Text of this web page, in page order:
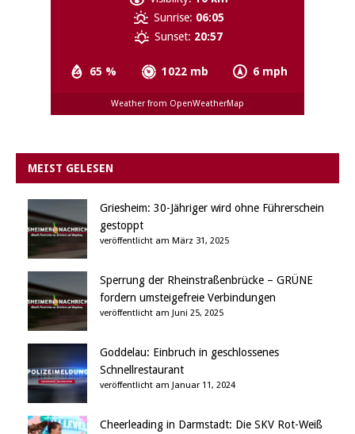
65 % 1022 mb 6 mph
Sunrise: 06:05
Sunset: 20:57
Weather from OpenWeatherMap
MEIST GELESEN
Griesheim: 30-Jähriger wird ohne Führerschein
gestoppt
veröffentlicht am März 31, 2025
Sperrung der Rheinstraßenbrücke – GRÜNE
fordern umsteigefreie Verbindungen
veröffentlicht am Juni 25, 2025
Goddelau: Einbruch in geschlossenes
Schnellrestaurant
veröffentlicht am Januar 11, 2024
Cheerleading in Darmstadt: Die SKV Rot-Weiß